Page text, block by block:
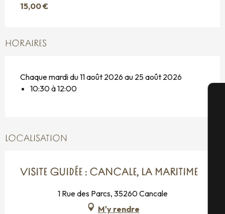
15,00 €
HORAIRES
Chaque mardi du 11 août 2026 au 25 août 2026
10:30 à 12:00
LOCALISATION
VISITE GUIDÉE : CANCALE, LA MARITIME
1 Rue des Parcs, 35260 Cancale
M'y rendre